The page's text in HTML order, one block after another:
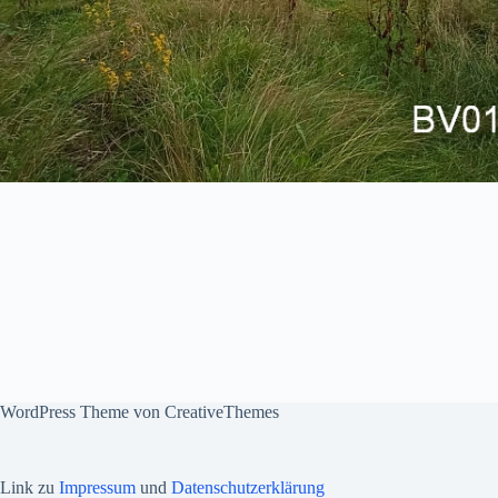
WordPress Theme von CreativeThemes
Link zu Impressum und Datenschutzerklärung